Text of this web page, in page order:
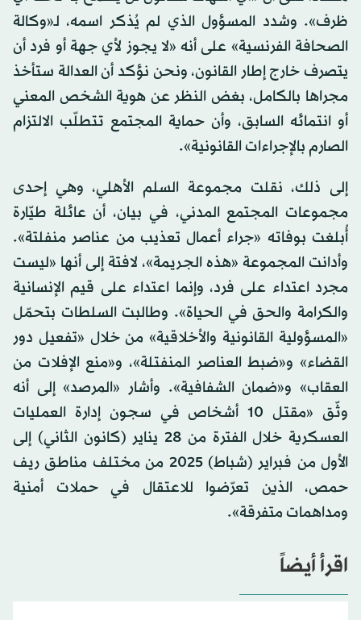
ظرف». وشدد المسؤول الذي لم يُذكر اسمه، لـ«وكالة
الصحافة الفرنسية» على أنه «لا يجوز لأي جهة أو فرد أن
يتصرف خارج إطار القانون، ونحن نؤكد أن العدالة ستأخذ
مجراها بالكامل، بغض النظر عن هوية الشخص المعني
أو انتمائه السابق، وأن حماية المجتمع تتطلّب الالتزام
الصارم بالإجراءات القانونية».
إلى ذلك، نقلت مجموعة السلم الأهلي، وهي إحدى
مجموعات المجتمع المدني، في بيان، أن عائلة طيّارة
أُبلغت بوفاته «جراء أعمال تعذيب من عناصر منفلتة».
وأدانت المجموعة «هذه الجريمة»، لافتة إلى أنها «ليست
مجرد اعتداء على فرد، وإنما اعتداء على قيم الإنسانية
والكرامة والحق في الحياة». وطالبت السلطات بتحمّل
«المسؤولية القانونية والأخلاقية» من خلال «تفعيل دور
القضاء» و«ضبط العناصر المنفتلة»، و«منع الإفلات من
العقاب» و«ضمان الشفافية». وأشار «المرصد» إلى أنه
وثّق «مقتل 10 أشخاص في سجون إدارة العمليات
العسكرية خلال الفترة من 28 يناير (كانون الثاني) إلى
الأول من فبراير (شباط) 2025 من مختلف مناطق ريف
حمص، الذين تعرّضوا للاعتقال في حملات أمنية
ومداهمات متفرقة».
اقرأ أيضاً